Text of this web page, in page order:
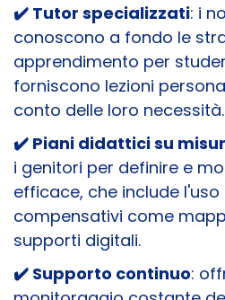
✔️ Tutor specializzati: i
conoscono a fondo le
apprendimento per
forniscono lezioni
conto delle loro necessità.
✔️ Piani didattici su
i genitori per definire e
efficace, che include
compensativi come
supporti digitali.
✔️ Supporto continuo: